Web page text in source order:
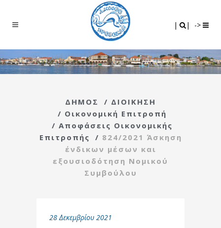
| | ->
ΔΗΜΟΣ / ΔΙΟΙΚΗΣΗ
/ Οικονομική Επιτροπή
/ Αποφάσεις Οικονομικής
Επιτροπής
/ 824/2021 Άσκηση
ένδικων μέσων και
εξουσιοδότηση Νομικού
Συμβούλου
28 Δεκεμβρίου 2021